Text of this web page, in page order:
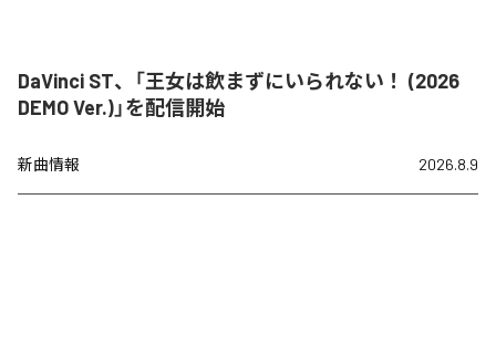
DaVinci ST、「王女は飲まずにいられない！ (2026
DEMO Ver.)」を配信開始
新曲情報 2026.8.9